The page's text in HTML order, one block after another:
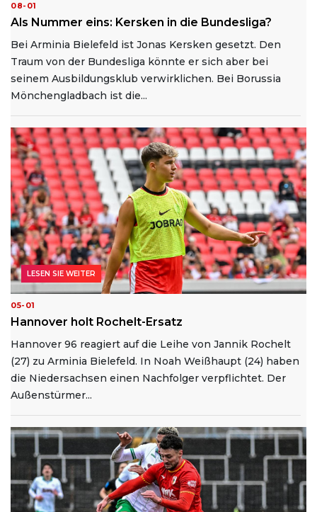
08-01
Als Nummer eins: Kersken in die Bundesliga?
Bei Arminia Bielefeld ist Jonas Kersken gesetzt. Den
Traum von der Bundesliga könnte er sich aber bei
seinem Ausbildungsklub verwirklichen. Bei Borussia
Mönchengladbach ist die...
05-01
Hannover holt Rochelt-Ersatz
Hannover 96 reagiert auf die Leihe von Jannik Rochelt
(27) zu Arminia Bielefeld. In Noah Weißhaupt (24) haben
die Niedersachsen einen Nachfolger verpflichtet. Der
Außenstürmer...
LESEN SIE WEITER